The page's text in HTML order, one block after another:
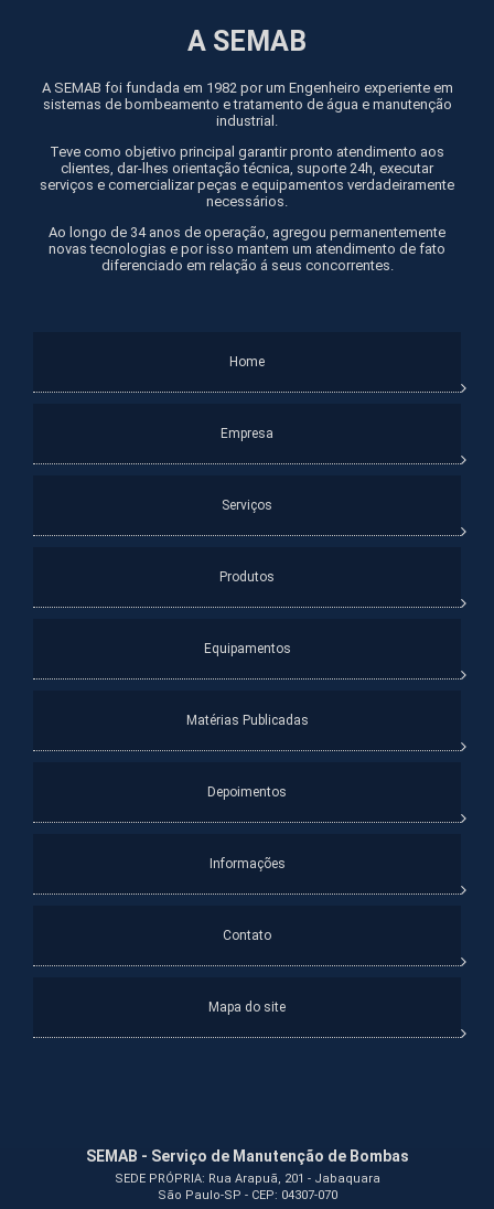
A SEMAB
A SEMAB foi fundada em 1982 por um Engenheiro experiente em
sistemas de bombeamento e tratamento de água e manutenção
industrial.
Teve como objetivo principal garantir pronto atendimento aos
clientes, dar-lhes orientação técnica, suporte 24h, executar
serviços e comercializar peças e equipamentos verdadeiramente
necessários.
Ao longo de 34 anos de operação, agregou permanentemente
novas tecnologias e por isso mantem um atendimento de fato
diferenciado em relação á seus concorrentes.
Home
Empresa
Serviços
Produtos
Equipamentos
Matérias Publicadas
Depoimentos
Informações
Contato
Mapa do site
SEMAB - Serviço de Manutenção de Bombas
SEDE PRÓPRIA: Rua Arapuã, 201 - Jabaquara
São Paulo-SP - CEP: 04307-070